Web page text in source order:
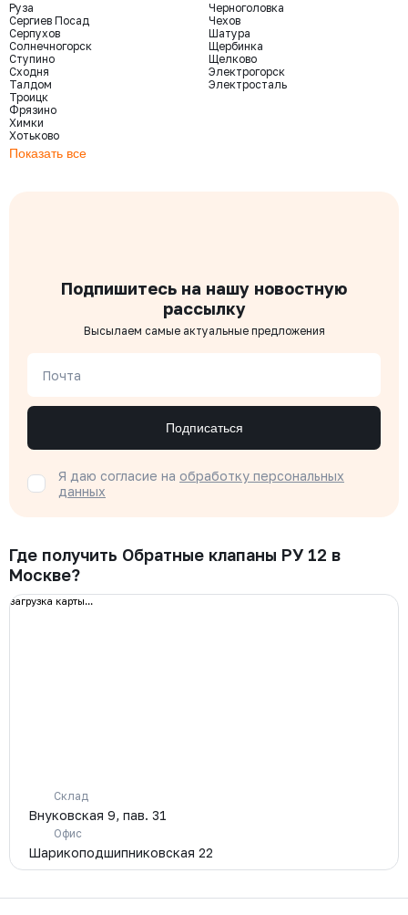
Руза
Сергиев Посад
Серпухов
Солнечногорск
Ступино
Сходня
Талдом
Троицк
Фрязино
Химки
Хотьково
Черноголовка
Чехов
Шатура
Щербинка
Щелково
Электрогорск
Электросталь
Показать все
Подпишитесь на нашу новостную
рассылку
Высылаем самые актуальные предложения
Почта
Подписаться
Я даю согласие на обработку персональных
данных
Где получить Обратные клапаны РУ 12 в
Москве?
загрузка карты...
Склад
Внуковская 9, пав. 31
Офис
Шарикоподшипниковская 22